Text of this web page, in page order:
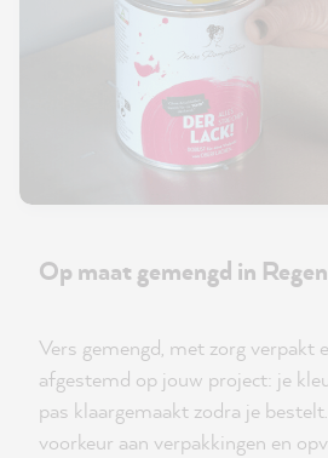
Op maat gemengd in
Vers gemengd, met zorg verpakt
afgestemd op jouw project: je
pas klaargemaakt zodra je
voorkeur aan verpakkingen en